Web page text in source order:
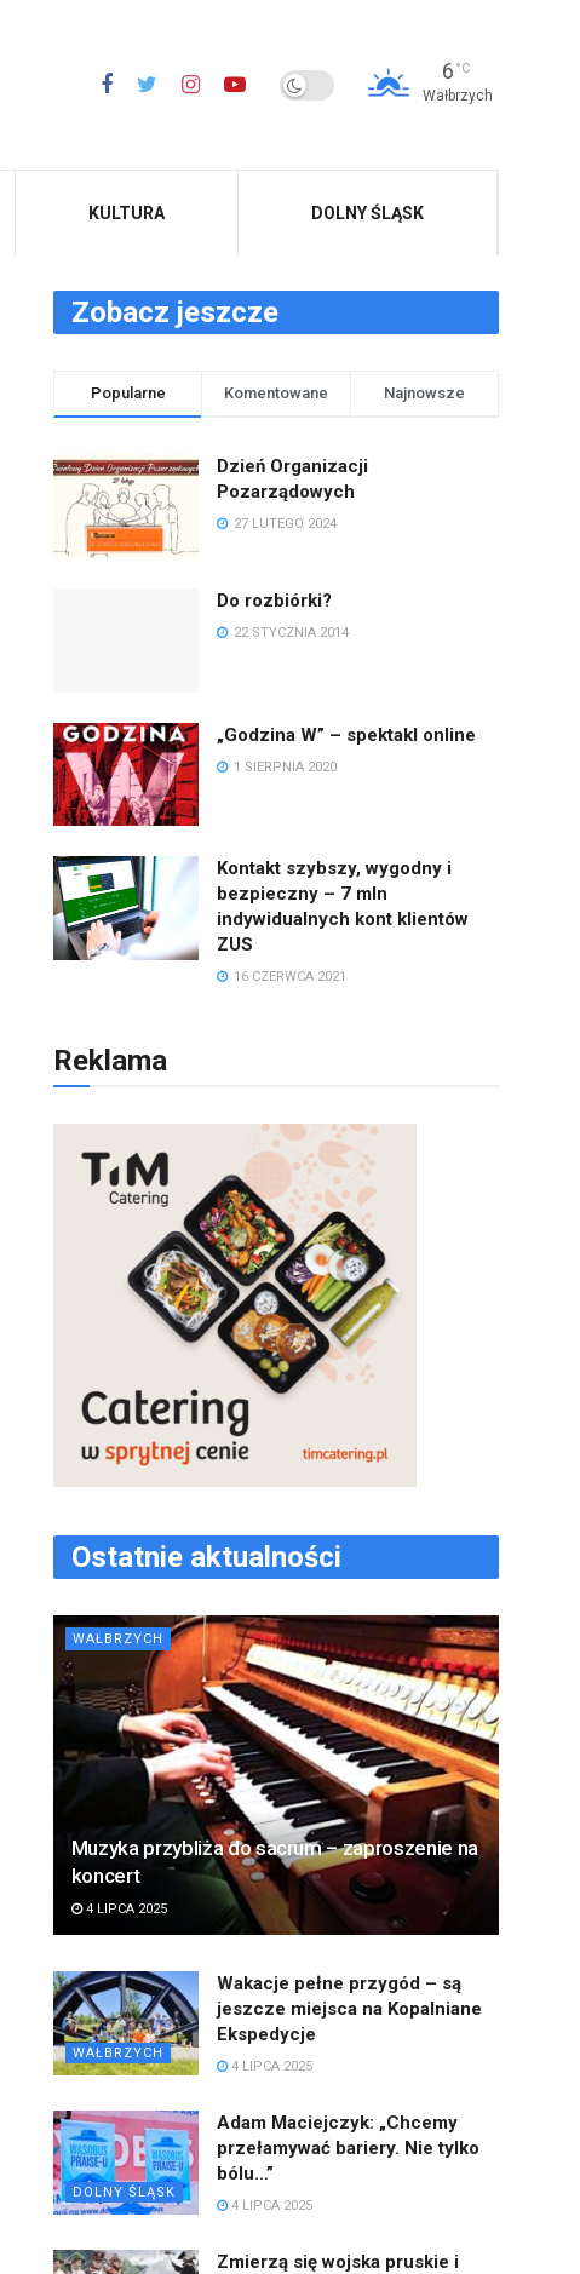
6 °C
Wałbrzych
KULTURA DOLNY ŚLĄSK
Zobacz jeszcze
Popularne Komentowane Najnowsze
Dzień Organizacji
Pozarządowych
27 LUTEGO 2024
Do rozbiórki?
22 STYCZNIA 2014
„Godzina W” – spektakl online
1 SIERPNIA 2020
Kontakt szybszy, wygodny i
bezpieczny – 7 mln
indywidualnych kont klientów
ZUS
16 CZERWCA 2021
Reklama
Ostatnie aktualności
WAŁBRZYCH
Muzyka przybliża do sacrum – zaproszenie na
koncert
4 LIPCA 2025
WAŁBRZYCH
Wakacje pełne przygód – są
jeszcze miejsca na Kopalniane
Ekspedycje
4 LIPCA 2025
DOLNY ŚLĄSK
Adam Maciejczyk: „Chcemy
przełamywać bariery. Nie tylko
bólu…”
4 LIPCA 2025
Zmierzą się wojska pruskie i